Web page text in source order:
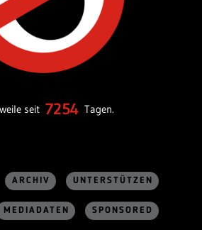
seit 7254 Tagen.
ARCHIV UNTERSTÜTZEN
MEDIADATEN SPONSORED